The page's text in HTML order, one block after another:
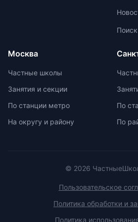
развития ребенка. При выборе
частной школы необходимо
недостатки, а также финансовые
возможности семьи. Важно
образовательной лицензии и
платных образовательных услуг.
Поиск
Москва
Частные школы
Занятия и секции
По станции метро
На округу и району
По
По
© 2026
Пользовательское
Политика обработки и
Политика